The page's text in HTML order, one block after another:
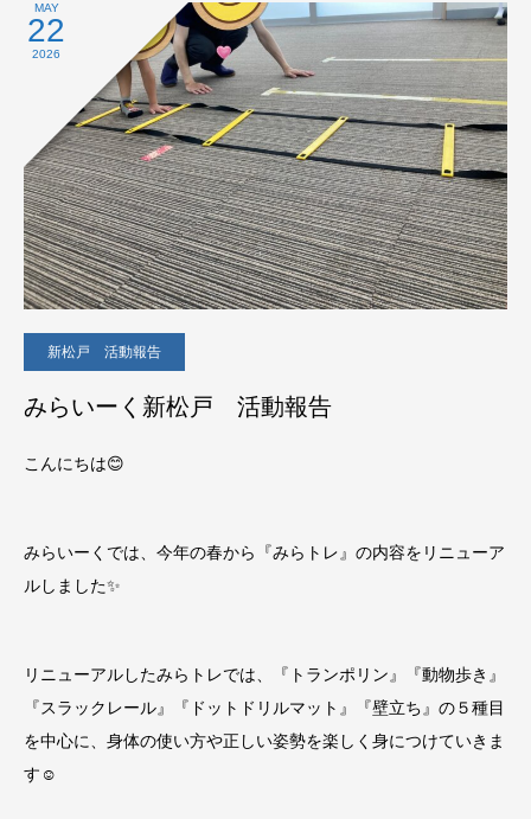
MAY
22
2026
新松戸 活動報告
みらいーく新松戸 活動報告
こんにちは😊
みらいーくでは、今年の春から『みらトレ』の内容をリニューア
ルしました✨
リニューアルしたみらトレでは、『トランポリン』『動物歩き』
『スラックレール』『ドットドリルマット』『壁立ち』の５種目
を中心に、身体の使い方や正しい姿勢を楽しく身につけていきま
す☺️